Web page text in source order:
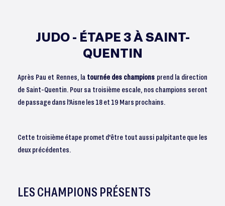
JUDO - ÉTAPE 3 À SAINT-
QUENTIN
Après Pau et Rennes, la tournée des champions prend la direction
de Saint-Quentin. Pour sa troisième escale, nos champions seront
de passage dans l'Aisne les 18 et 19 Mars prochains.
Cette troisième étape promet d'être tout aussi palpitante que les
deux précédentes.
LES CHAMPIONS PRÉSENTS